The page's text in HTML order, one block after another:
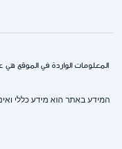
المعلومات الواردة في الموقع
המידע באתר הוא מידע כללי